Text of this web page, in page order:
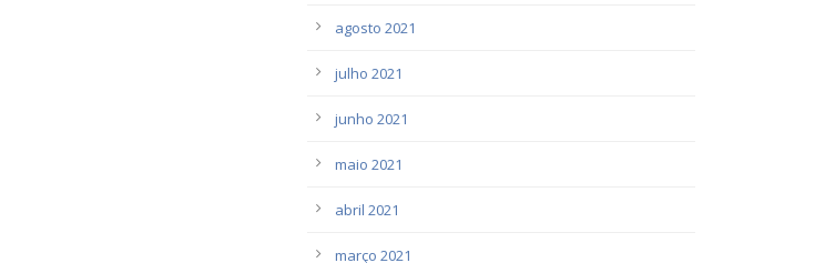
agosto 2021
julho 2021
junho 2021
maio 2021
abril 2021
março 2021